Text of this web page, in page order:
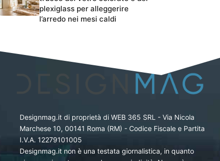
plexiglass per alleggerire
l’arredo nei mesi caldi
Designmag.it di proprietà di WEB 365 SRL - Via Nicola
Marchese 10, 00141 Roma (RM) - Codice Fiscale e Partita
I.V.A. 12279101005
Designmag.it non è una testata giornalistica, in quanto